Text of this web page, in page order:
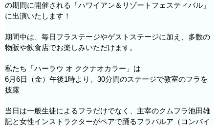
の期間に開催される「ハワイアン＆リゾートフェスティバル」
に出演いたします！
期間中は、毎日フラステージやゲストステージに加え、多数の
物販や飲食店でお楽しみいただけます。
私たち「ハーラウ オ ククナオカラー」は
6月6日（金）午後1時より、30分間のステージで教室のフラを
披露
当日は一般生徒によるフラだけでなく、主宰のクムフラ池田雄
記と女性インストラクターがペアで踊るフラパルア（コンバイ